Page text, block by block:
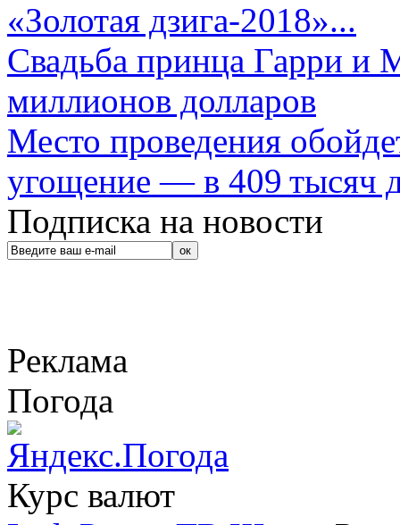
«Золотая дзига-2018»...
Свадьба принца Гарри и
миллионов долларов
Место проведения
угощение — в 409 тысяч
Подписка на новости
Реклама
Погода
Курс валют